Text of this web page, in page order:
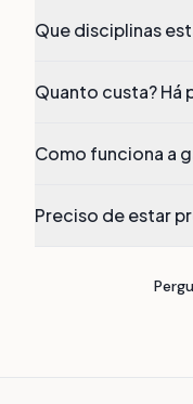
Que disciplinas
Quanto custa?
Como funciona a
Preciso de estar